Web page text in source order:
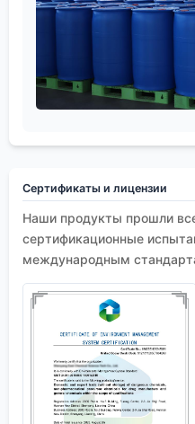
Сертификаты и лицензии
Наши продукты прошли
сертификационные
международным